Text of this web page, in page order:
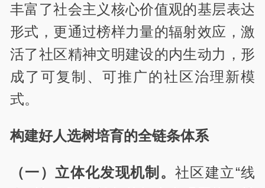
丰富了社会主义核心价值观的基层表达
形式，更通过榜样力量的辐射效应，激
活了社区精神文明建设的内生动力，形
成了可复制、可推广的社区治理新模
式。
构建好人选树培育的全链条体系
（一）立体化发现机制。社区建立“线